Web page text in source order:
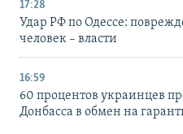
17:28
Удар РФ по Одессе:
человек – власти
16:59
60 процентов украинцев
Донбасса в обмен на